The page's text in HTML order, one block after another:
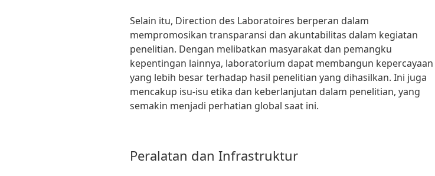
Selain itu, Direction des Laboratoires berperan dalam
mempromosikan transparansi dan akuntabilitas dalam kegiatan
penelitian. Dengan melibatkan masyarakat dan pemangku
kepentingan lainnya, laboratorium dapat membangun kepercayaan
yang lebih besar terhadap hasil penelitian yang dihasilkan. Ini juga
mencakup isu-isu etika dan keberlanjutan dalam penelitian, yang
semakin menjadi perhatian global saat ini.
Peralatan dan Infrastruktur